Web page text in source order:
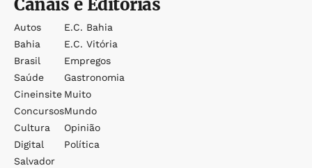
Canais e Editorias
Autos
Bahia
Brasil
Saúde
Cineinsite
Concursos
Cultura
Digital
Salvador
E.c. Bahia
E.c. Vitória
Empregos
Gastronomia
Muito
Mundo
Opinião
Política